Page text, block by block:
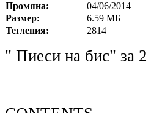
Промяна:
04/06/2014
Размер:
6.59 МБ
Тегления:
2814
" Пиеси на бис" за